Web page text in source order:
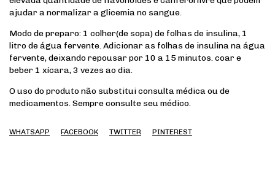
ajudar a normalizar a glicemia no sangue.
Modo de preparo: 1 colher(de sopa) de folhas de insulina, 1
litro de água fervente. Adicionar as folhas de insulina na água
fervente, deixando repousar por 10 a 15 minutos. coar e
beber 1 xícara, 3 vezes ao dia.
O uso do produto não substitui consulta médica ou de
medicamentos. Sempre consulte seu médico.
WHATSAPP FACEBOOK TWITTER PINTEREST